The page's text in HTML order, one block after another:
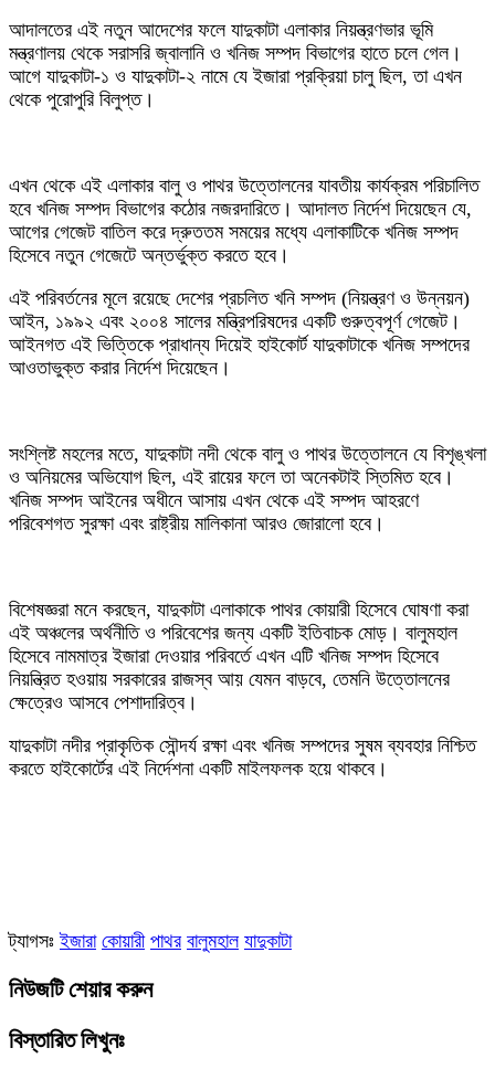
আদালতের এই নতুন আদেশের ফলে যাদুকাটা এলাকার নিয়ন্ত্রণভার ভূমি
মন্ত্রণালয় থেকে সরাসরি জ্বালানি ও খনিজ সম্পদ বিভাগের হাতে চলে গেল।
আগে যাদুকাটা-১ ও যাদুকাটা-২ নামে যে ইজারা প্রক্রিয়া চালু ছিল, তা এখন
থেকে পুরোপুরি বিলুপ্ত।
এখন থেকে এই এলাকার বালু ও পাথর উত্তোলনের যাবতীয় কার্যক্রম পরিচালিত
হবে খনিজ সম্পদ বিভাগের কঠোর নজরদারিতে। আদালত নির্দেশ দিয়েছেন যে,
আগের গেজেট বাতিল করে দ্রুততম সময়ের মধ্যে এলাকাটিকে খনিজ সম্পদ
হিসেবে নতুন গেজেটে অন্তর্ভুক্ত করতে হবে।
‎এই পরিবর্তনের মূলে রয়েছে দেশের প্রচলিত খনি সম্পদ (নিয়ন্ত্রণ ও উন্নয়ন)
আইন, ১৯৯২ এবং ২০০৪ সালের মন্ত্রিপরিষদের একটি গুরুত্বপূর্ণ গেজেট।
আইনগত এই ভিত্তিকে প্রাধান্য দিয়েই হাইকোর্ট যাদুকাটাকে খনিজ সম্পদের
আওতাভুক্ত করার নির্দেশ দিয়েছেন।
সংশ্লিষ্ট মহলের মতে, যাদুকাটা নদী থেকে বালু ও পাথর উত্তোলনে যে বিশৃঙ্খলা
ও অনিয়মের অভিযোগ ছিল, এই রায়ের ফলে তা অনেকটাই স্তিমিত হবে।
খনিজ সম্পদ আইনের অধীনে আসায় এখন থেকে এই সম্পদ আহরণে
পরিবেশগত সুরক্ষা এবং রাষ্ট্রীয় মালিকানা আরও জোরালো হবে।
‎বিশেষজ্ঞরা মনে করছেন, যাদুকাটা এলাকাকে পাথর কোয়ারী হিসেবে ঘোষণা করা
এই অঞ্চলের অর্থনীতি ও পরিবেশের জন্য একটি ইতিবাচক মোড়। বালুমহাল
হিসেবে নামমাত্র ইজারা দেওয়ার পরিবর্তে এখন এটি খনিজ সম্পদ হিসেবে
নিয়ন্ত্রিত হওয়ায় সরকারের রাজস্ব আয় যেমন বাড়বে, তেমনি উত্তোলনের
ক্ষেত্রেও আসবে পেশাদারিত্ব।
যাদুকাটা নদীর প্রাকৃতিক সৌন্দর্য রক্ষা এবং খনিজ সম্পদের সুষম ব্যবহার নিশ্চিত
করতে হাইকোর্টের এই নির্দেশনা একটি মাইলফলক হয়ে থাকবে।
ট্যাগসঃইজারা কোয়ারী পাথর বালুমহাল যাদুকাটা
নিউজটি শেয়ার করুন
বিস্তারিত লিখুনঃ